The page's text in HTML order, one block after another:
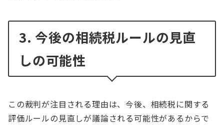
3. 今後の相続税ルールの見直
しの可能性
この裁判が注目される理由は、今後、相続税に関する
評価ルールの見直しが議論される可能性があるからで